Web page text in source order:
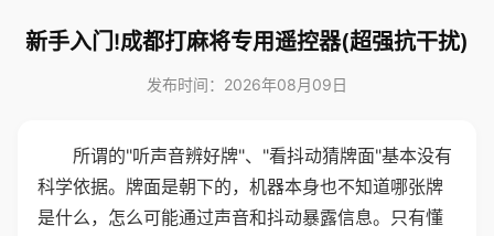
新手入门!成都打麻将专用遥控器(超强抗干扰)
发布时间：2026年08月09日
所谓的"听声音辨好牌"、"看抖动猜牌面"基本没有
科学依据。牌面是朝下的，机器本身也不知道哪张牌
是什么，怎么可能通过声音和抖动暴露信息。只有懂